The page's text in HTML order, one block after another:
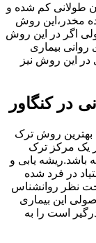
طولانی کم شده و
مخدر،این روش
اگر در این روش
بیماری
در این روش نیز
در کنگاور
بهترین روش ترک
یک مرکز ترک
باشد.ریشه یابی و
در فرد شده
نظر روانشناس
این بیماری
است را به